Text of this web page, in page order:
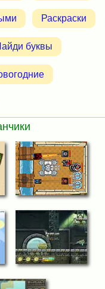
Раскраски
буквы